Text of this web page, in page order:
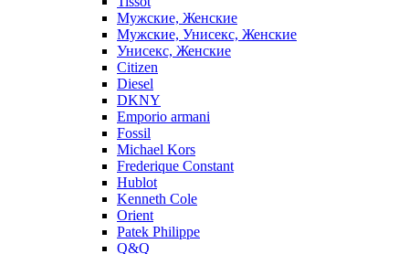
Мужские, Женские
Мужские, Унисекс, Женские
Унисекс, Женские
Citizen
Diesel
DKNY
Emporio armani
Fossil
Michael Kors
Frederique Constant
Hublot
Kenneth Cole
Orient
Patek Philippe
Q&Q